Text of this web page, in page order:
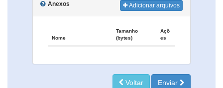
Anexos Adicionar arquivos
Nome
Tamanho
(bytes)
Açõ
es
Voltar Enviar